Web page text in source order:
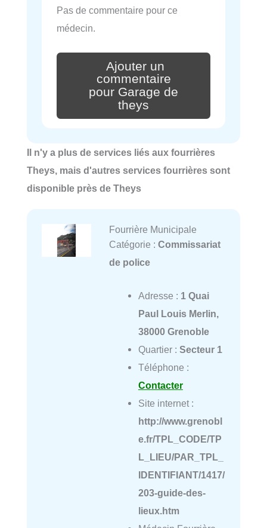
Pas de commentaire pour ce
médecin.
Ajouter un
commentaire
pour Garage de
theys
Il n'y a plus de services liés aux fourrières
Theys, mais d'autres services fourrières sont
disponible près de Theys
Fourrière Municipale
Catégorie : Commissariat
de police
Adresse : 1 Quai
Paul Louis Merlin,
38000 Grenoble
Quartier : Secteur 1
Téléphone :
Contacter
Site internet :
http://www.grenobl
e.fr/TPL_CODE/TP
L_LIEU/PAR_TPL_
IDENTIFIANT/1417/
203-guide-des-
lieux.htm